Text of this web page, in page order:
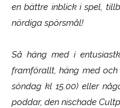
en bättre inblick i spel,
nördiga spörsmål!
Så häng med i
framförallt, häng med
söndag kl 15.00) eller
poddar, den nischade